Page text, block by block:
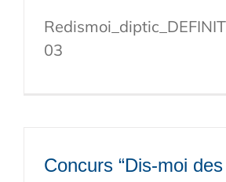
03
Concurs “Dis-moi